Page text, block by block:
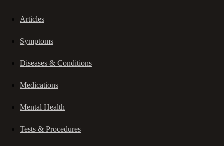
Articles
Symptoms
Diseases & Conditions
Medications
Mental Health
Tests & Procedures